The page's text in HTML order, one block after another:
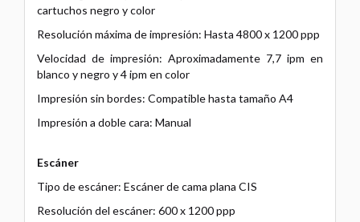
cartuchos negro y color
Resolución máxima de impresión: Hasta 4800 x 1200 ppp
Velocidad de impresión: Aproximadamente 7,7 ipm en
blanco y negro y 4 ipm en color
Impresión sin bordes: Compatible hasta tamaño A4
Impresión a doble cara: Manual
Escáner
Tipo de escáner: Escáner de cama plana CIS
Resolución del escáner: 600 x 1200 ppp